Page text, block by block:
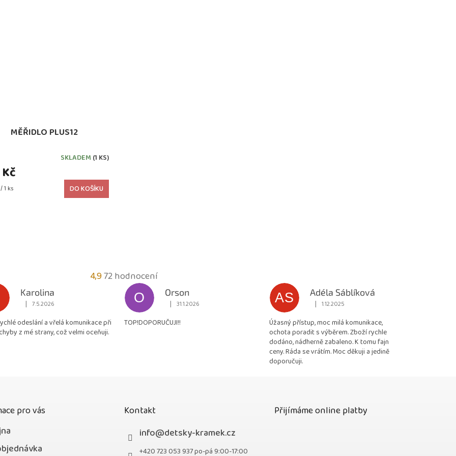
MĚŘIDLO PLUS12
SKLADEM (1 KS)
1 ks DO KOŠÍKU
4,9Průměrné
hodnocení
obchodu
4,9
z
72 hodnocení
Karolina
Hodnocení obchodu je 5 z 5 hvězdiček.
| 7.5.2026
odeslání a vřelá komunikace při
z mé strany, což velmi oceňuji.
O
Orson
Hodnocení obchodu je 5 z 5 hvězdiček.
| 31.1.2026
TOP!DOPORUČUJI!!
AS
Adéla Sáblíková
Hodnocení obchodu je 5 z 5 hvězdiček.
| 1.12.2025
Úžasný přístup, moc milá komunikace,
ochota poradit s výběrem. Zboží rychle
dodáno, nádherně zabaleno. K tomu fajn
ceny. Ráda se vrátím. Moc děkuji a jedině
doporučuji.
pro vás
Kontakt
info@detsky-kramek.cz
+420 723 053 937 po-pá 9:00-17:00
Přijímáme online platby